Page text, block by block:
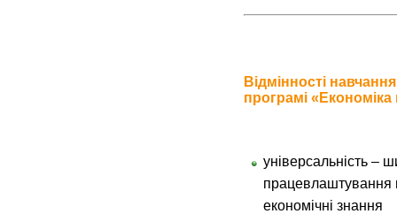
Відмінності
програмі
універсальність –
працевлаштування
економічні знання